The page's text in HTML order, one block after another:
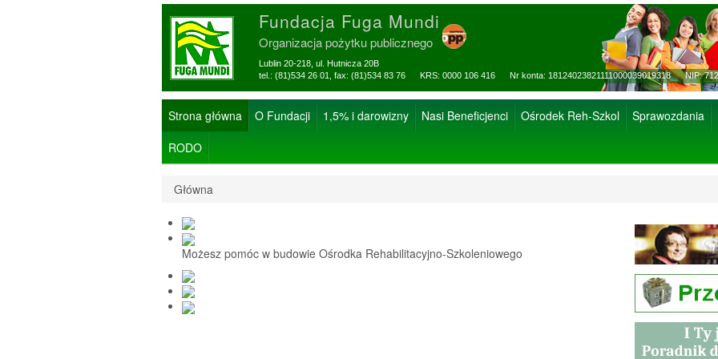
Fundacja Fuga Mundi
Organizacja pożytku publicznego
Lublin 20-218, ul. Hutnicza 20B
tel.: (81)534 26 01, fax: (81)534 83 76 KRS: 0000 106 416 Nr konta: 18124023821111000039019318 NIP:
Strona główna O Fundacji 1,5% i darowizny Nasi Beneficjenci Ośrodek Reh-Szkol Sprawozdania
RODO
Główna
Możesz pomóc w budowie Ośrodka Rehabilitacyjno-Szkoleniowego